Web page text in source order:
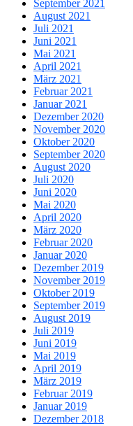
September 2021
August 2021
Juli 2021
Juni 2021
Mai 2021
April 2021
März 2021
Februar 2021
Januar 2021
Dezember 2020
November 2020
Oktober 2020
September 2020
August 2020
Juli 2020
Juni 2020
Mai 2020
April 2020
März 2020
Februar 2020
Januar 2020
Dezember 2019
November 2019
Oktober 2019
September 2019
August 2019
Juli 2019
Juni 2019
Mai 2019
April 2019
März 2019
Februar 2019
Januar 2019
Dezember 2018